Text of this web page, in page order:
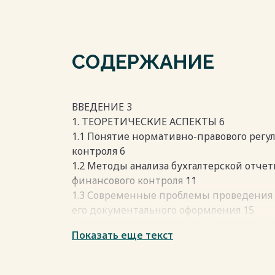
СОДЕРЖАНИЕ
ВВЕДЕНИЕ 3
1. ТЕОРЕТИЧЕСКИЕ АСПЕКТЫ 6
1.1 Понятие нормативно-правового
контроля 6
1.2 Методы анализа бухгалтерской
финансового контроля 11
1.3 Современные проблемы проведения
его документального оформления 15
КОНТРОЛЯ И ЕГО ДОКУМЕНТАЛЬНОЕ
Показать еще текст